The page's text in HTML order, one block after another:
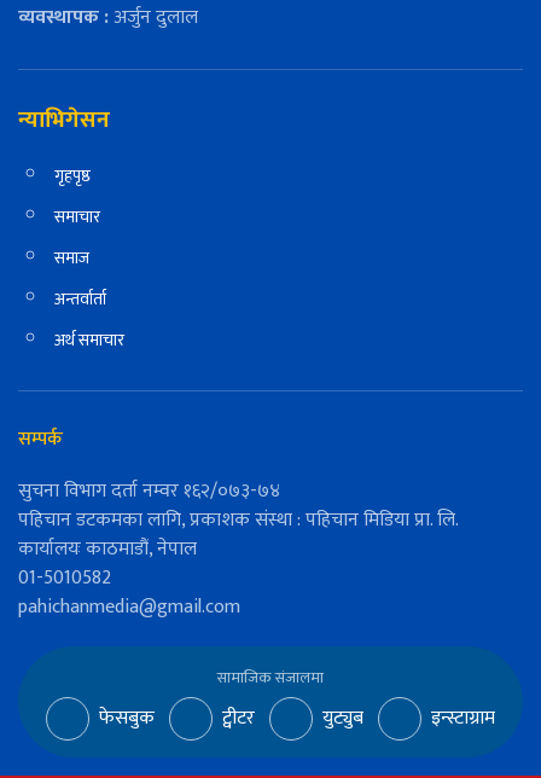
व्यवस्थापक :अर्जुन दुलाल
न्याभिगेसन
गृहपृष्ठ
समाचार
समाज
अन्तर्वार्ता
अर्थ समाचार
सम्पर्क
सुचना विभाग दर्ता नम्वर १६२/०७३-७४
पहिचान डटकमका लागि, प्रकाशक संस्था : पहिचान मिडिया प्रा. लि.
कार्यालयः काठमाडौं, नेपाल
01-5010582
pahichanmedia@gmail.com
सामाजिक संजालमा
फेसबुक ट्वीटर युट्युब इन्स्टाग्राम